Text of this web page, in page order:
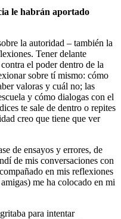
le habrán aportado
la autoridad – también la
Tener delante
el poder dentro de la
sobre tí mismo: cómo
valoras y cuál no; las
y cómo dialogas con el
te sale de dentro o repites
creo que tiene que ver
de ensayos y errores, de
de mis conversaciones con
en mis reflexiones
me ha colocado en mi
para intentar